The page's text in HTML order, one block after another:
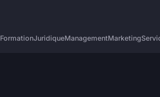
FormationJuridiqueManagementMarketing